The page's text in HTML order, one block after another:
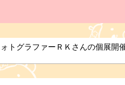
トグラファーＲＫさんの個展開